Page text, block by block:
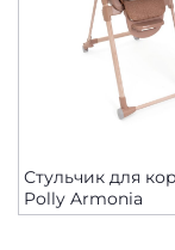
Стульчик для
Polly Armonia